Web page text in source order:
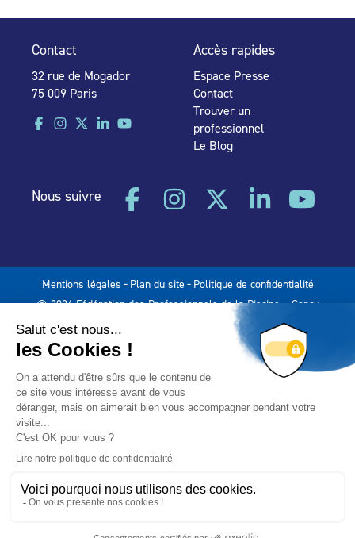
Contact
32 rue de Mogador
75 009 Paris
Accès rapides
Espace Presse
Contact
Trouver un
professionnel
Le Blog
Nous suivre
Mentions légales - Plan du site - Politique de confidentialité
© 2024 Fédération des Professionnels de la Piscine – Conçu
Hybride Conseil